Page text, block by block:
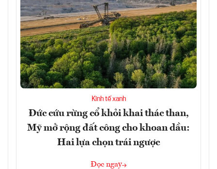
Kinh tế xanh
Đức cứu rừng cổ khỏi khai thác than,
Mỹ mở rộng đất công cho khoan dầu:
Hai lựa chọn trái ngược
Đọc ngay